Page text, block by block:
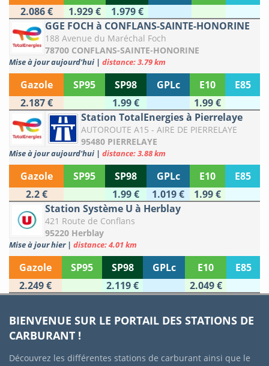
2.086 €
1.929 €
1.979 €
GGE FOCH à CONFLANS-SAINTE-HONORINE
188 Avenue du Maréchal Foch
78700 CONFLANS-SAINTE-HONORINE
Mise à jour aujourd'hui | distance: 3.79 km
Gazole SP95 SP98 GPLc E10
E85
2.187 €
1.99 €
1.99 €
Station TotalEnergies à Pierrelaye
AUTOROUTE A15 - AIRE DE PIERRELAYE
95480 PIERRELAYE
Mise à jour aujourd'hui | distance: 3.88 km
Gazole SP95 SP98 GPLc E10
E85
2.2 €
1.99 € 1.019 €
1.99 €
Station Système U à Herblay
421 Route de Conflans
95220 Herblay
Mise à jour hier | distance: 4.01 km
Gazole SP95 SP98 GPLc E10
E85
2.249 €
2.119 € 2.049 €
BIENVENUE SUR LE PORTAIL DES STATIONS DE
CARBURANT !
Découvrez les différentes stations de carburant ainsi que le